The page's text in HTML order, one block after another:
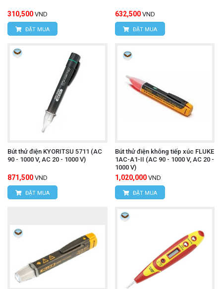
310,500 VND
ĐẶT MUA
632,500 VND
ĐẶT MUA
Bút thử điện KYORITSU 5711 (AC
90 - 1000 V, AC 20 - 1000 V)
871,500 VND
ĐẶT MUA
Bút thử điện không tiếp xúc FLUKE
1AC-A1-II (AC 90 - 1000 V, AC 20 -
1000 V)
1,020,000 VND
ĐẶT MUA